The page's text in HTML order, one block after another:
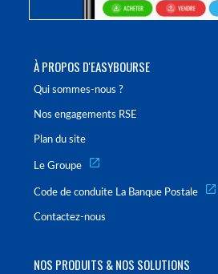
À PROPOS D'EASYBOURSE
Qui sommes-nous ?
Nos engagements RSE
Plan du site
Le Groupe
Code de conduite La Banque Postale
Contactez-nous
NOS PRODUITS & NOS SOLUTIONS